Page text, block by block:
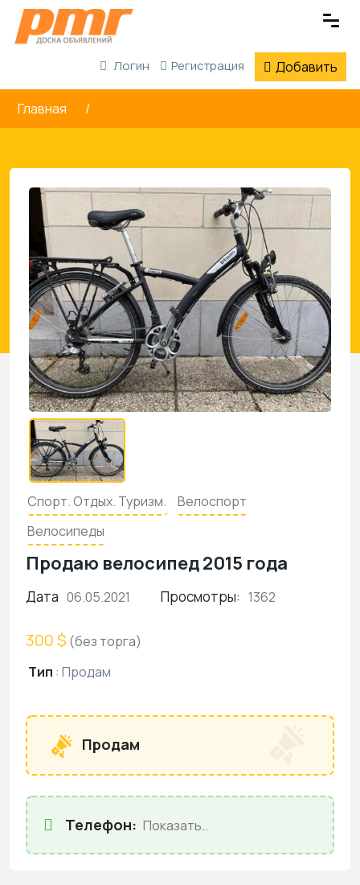
Логин Регистрация Добавить
Главная
Спорт. Отдых. Туризм.
Велоспорт
Велосипеды
Продаю велосипед 2015 года
Дата 06.05.2021 Просмотры: 1362
300 $ (без торга)
Тип : Продам
Продам
Телефон: Показать..